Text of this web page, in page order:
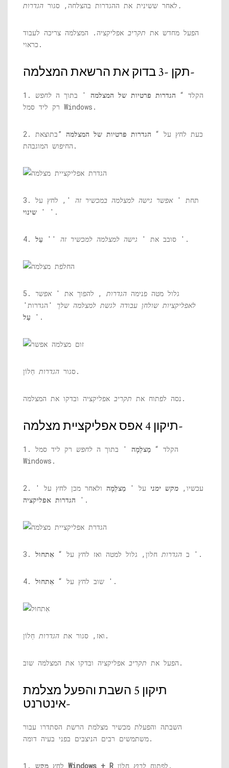
לאחר ששינית את ההגדרות בהצלחה, סגור הגדרות.
הפעל מחדש את תקריב אפליקציה. המצלמה צריכה לעבוד
כראוי.
תקן -3 בדוק את הרשאת המצלמה-
1. הקלד “ הגדרות פרטיות של המצלמה ' בתוך ה לחפש
רק ליד סמל Windows.
2. כעת לחץ על “ הגדרות פרטיות של המצלמה ”בתוצאת
החיפוש המוגבהת.
3. תחת 'אפשר גישה למצלמה במכשיר זה ', לחץ על
' שינוי '.
4. סובב את ' גישה למצלמה למכשיר זה '' עַל '.
5. גלול מטה פנימה הגדרות , להפוך את 'אפשר
לאפליקציות שולחן עבודה לגשת למצלמה שלך 'הגדרות'
עַל '.
סגור הגדרות חַלוֹן.
נסה לפתוח את תקריב אפליקציה ובדקו את המצלמה.
תיקון 4 אפס אפליקציית מצלמה-
1. הקלד “ מַצלֵמָה ' בתוך ה לחפש רק ליד סמל
Windows.
2. עכשיו, מקש ימני על ' מַצלֵמָה ולאחר מכן לחץ על '
הגדרות אפליקציה '.
3. ב הגדרות חלון, גלול למטה ואז לחץ על “ אִתחוּל '.
4. שוב לחץ על “ אִתחוּל '.
ואז, סגור את הגדרות חַלוֹן.
הפעל את תקריב אפליקציה ובדקו את המצלמה שוב.
תיקון 5 השבת והפעל מצלמת
אינטרנט-
השבתה והפעלת מכשיר מצלמת הרשת הסתדרו עבור
משתמשים רבים הניצבים בפני בעיה דומה.
1. לחץ מקש Windows + R לפתוח לָרוּץ חַלוֹן.